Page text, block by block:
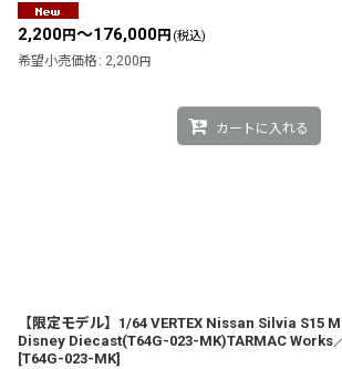
2,200円～176,000円 (税込)
希望小売価格 : 2,200 円
カートに入れる
【限定モデル】1/64 VERTEX Nissan Silvia S15
Disney Diecast(T64G-023-MK)TARMAC Works
[T64G-023-MK]